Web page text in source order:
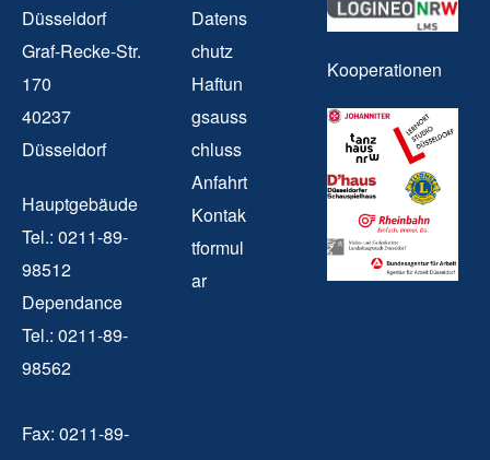
Düsseldorf
Graf-Recke-Str.
170
40237
Düsseldorf
Hauptgebäude
Tel.: 0211-89-
98512
Dependance
Tel.: 0211-89-
98562
Fax: 0211-89-
Datens
chutz
Haftun
gsauss
chluss
Anfahrt
Kontak
tformul
ar
Kooperationen